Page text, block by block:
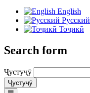
English
Русский
Тоҷикӣ
Search form
Ҷустуҷӯ